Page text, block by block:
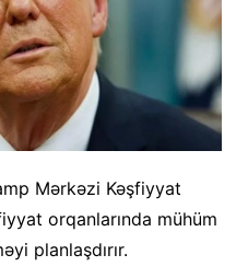
Mərkəzi Kəşfiyyat
orqanlarında mühüm
planlaşdırır.